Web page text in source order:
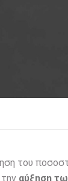
του
αύξηση